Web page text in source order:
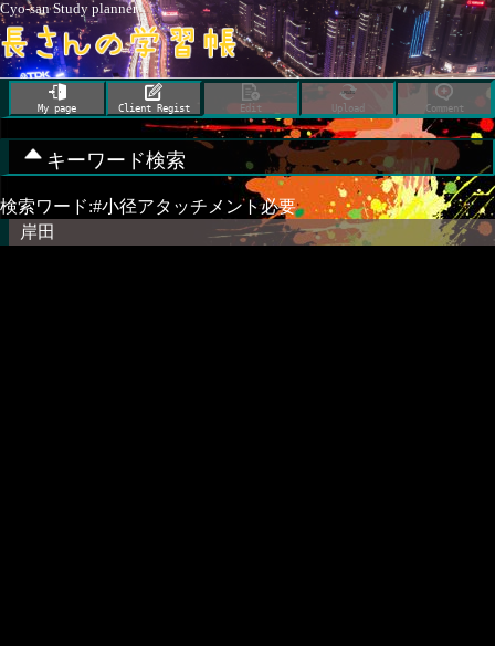
Cyo-san Study planner
My page Client Regist Edit Upload Comment
キーワード検索
検索ワード:#小径アタッチメント必要
岸田